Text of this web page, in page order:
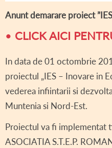
Anunt demarare proiect
• CLICK AICI
In data de 01 octombrie
proiectul „IES – Inovare in
vederea infiintarii si
Muntenia si Nord-Est.
Proiectul va fi implementat
ASOCIATIA S.T.E.P.